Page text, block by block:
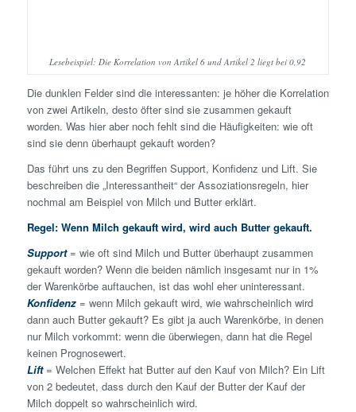
Lesebeispiel: Die Korrelation von Artikel 6 und Artikel 2 liegt bei 0,92
Die dunklen Felder sind die interessanten: je höher die Korrelation
von zwei Artikeln, desto öfter sind sie zusammen gekauft
worden. Was hier aber noch fehlt sind die Häufigkeiten: wie oft
sind sie denn überhaupt gekauft worden?
Das führt uns zu den Begriffen Support, Konfidenz und Lift. Sie
beschreiben die „Interessantheit“ der Assoziationsregeln, hier
nochmal am Beispiel von Milch und Butter erklärt.
Regel: Wenn Milch gekauft wird, wird auch Butter gekauft.
Support= wie oft sind Milch und Butter überhaupt zusammen
gekauft worden? Wenn die beiden nämlich insgesamt nur in 1%
der Warenkörbe auftauchen, ist das wohl eher uninteressant.
Konfidenz= wenn Milch gekauft wird, wie wahrscheinlich wird
dann auch Butter gekauft? Es gibt ja auch Warenkörbe, in denen
nur Milch vorkommt: wenn die überwiegen, dann hat die Regel
keinen Prognosewert.
Lift= Welchen Effekt hat Butter auf den Kauf von Milch? Ein Lift
von 2 bedeutet, dass durch den Kauf der Butter der Kauf der
Milch doppelt so wahrscheinlich wird.